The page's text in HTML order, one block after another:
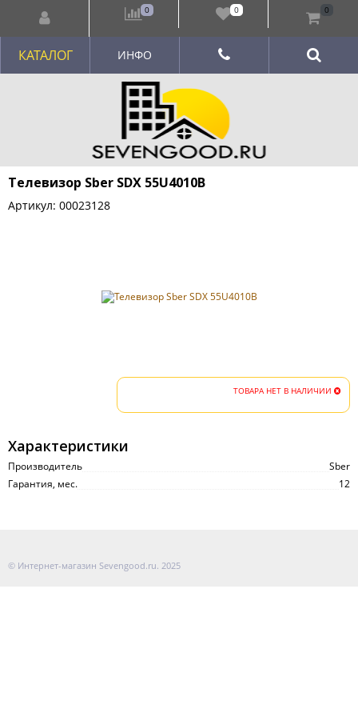
КАТАЛОГ ИНФО
Телевизор Sber SDX 55U4010B
Артикул: 00023128
ТОВАРА НЕТ В НАЛИЧИИ
Характеристики
Производитель
Sber
Гарантия, мес.
12
© Интернет-магазин Sevengood.ru. 2025
0 0 0